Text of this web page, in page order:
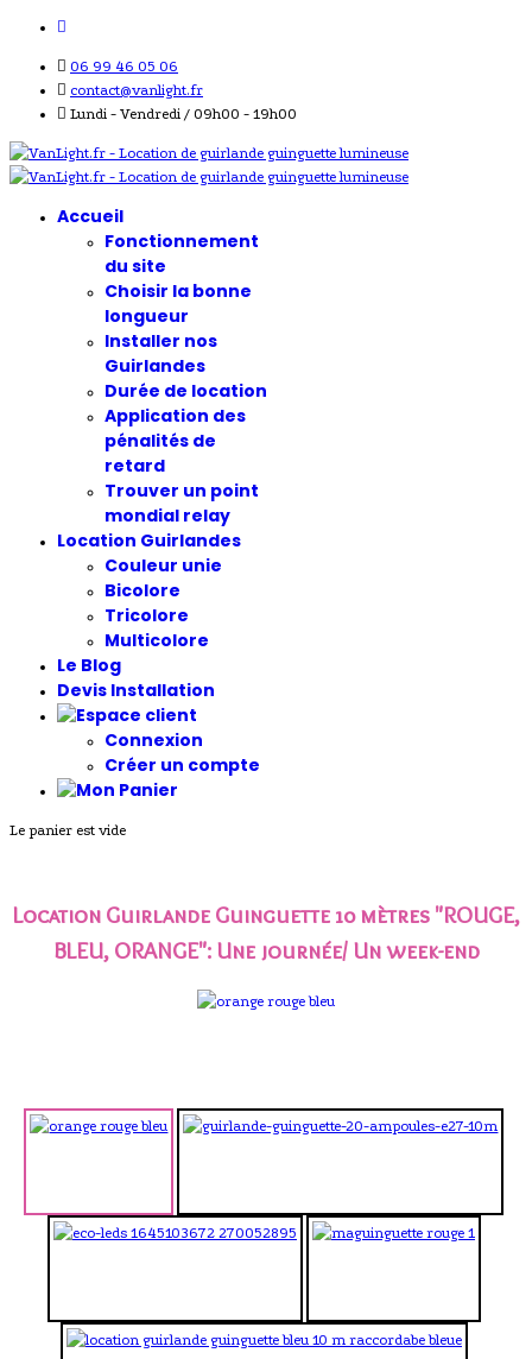
06 99 46 05 06
contact@vanlight.fr
Lundi - Vendredi / 09h00 - 19h00
Accueil
Fonctionnement
du site
Choisir la bonne
longueur
Installer nos
Guirlandes
Durée de location
Application des
pénalités de
retard
Trouver un point
mondial relay
Location Guirlandes
Couleur unie
Bicolore
Tricolore
Multicolore
Le Blog
Devis Installation
Connexion
Créer un compte
Le panier est vide
Location Guirlande Guinguette 10 mètres "ROUGE,
BLEU, ORANGE": Une journée/ Un week-end